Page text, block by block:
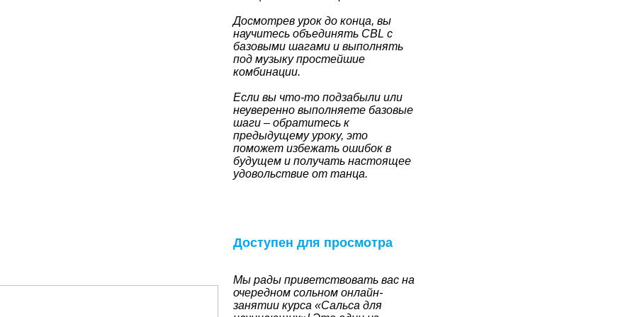
Досмотрев урок до конца, вы
научитесь объединять CBL с
базовыми шагами и выполнять
под музыку простейшие
комбинации.
Если вы что-то подзабыли или
неуверенно выполняете базовые
шаги – обратитесь к
предыдущему уроку, это
поможет избежать ошибок в
будущем и получать настоящее
удовольствие от танца.
Доступен для просмотра
Мы рады приветствовать вас на
очередном сольном онлайн-
занятии курса «Сальса для